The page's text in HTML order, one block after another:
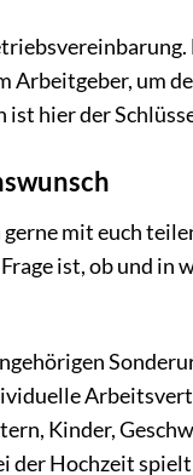
Arbeitgeber, um
hier der
mit euch
ist, ob und in
Kinder,
Hochzeit spielt